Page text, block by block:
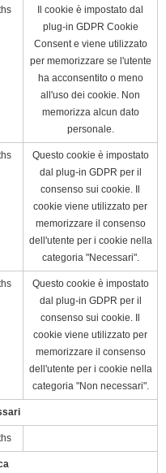
Il cookie è impostato dal
plug-in GDPR Cookie
Consent e viene utilizzato
per memorizzare se l'utente
ha acconsentito o meno
all'uso dei cookie. Non
memorizza alcun dato
personale.
Questo cookie è impostato
dal plug-in GDPR per il
consenso sui cookie. Il
cookie viene utilizzato per
memorizzare il consenso
dell'utente per i cookie nella
categoria "Necessari".
Questo cookie è impostato
dal plug-in GDPR per il
consenso sui cookie. Il
cookie viene utilizzato per
memorizzare il consenso
dell'utente per i cookie nella
categoria "Non necessari".